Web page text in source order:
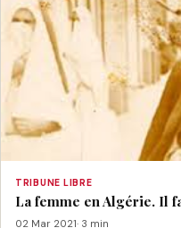
TRIBUNE LIBRE
La femme en Algérie. Il
02 Mar 2021· 3 min